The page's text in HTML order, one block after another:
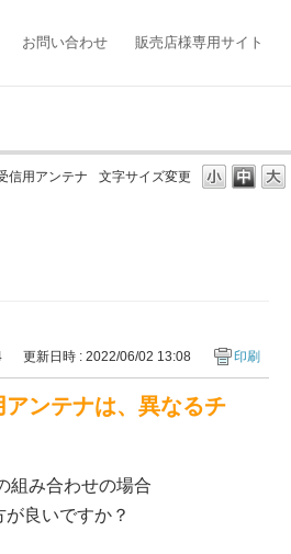
お問い合わせ 販売店様専用サイト
文字サイズ変更
信用アンテナ
更新日時 : 2022/06/02 13:08 印刷
ンテナは、異なるチ
組み合わせの場合
良いですか？